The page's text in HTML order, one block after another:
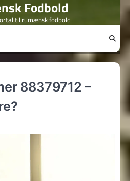
Fodbold
til rumænsk fodbold
88379712 –